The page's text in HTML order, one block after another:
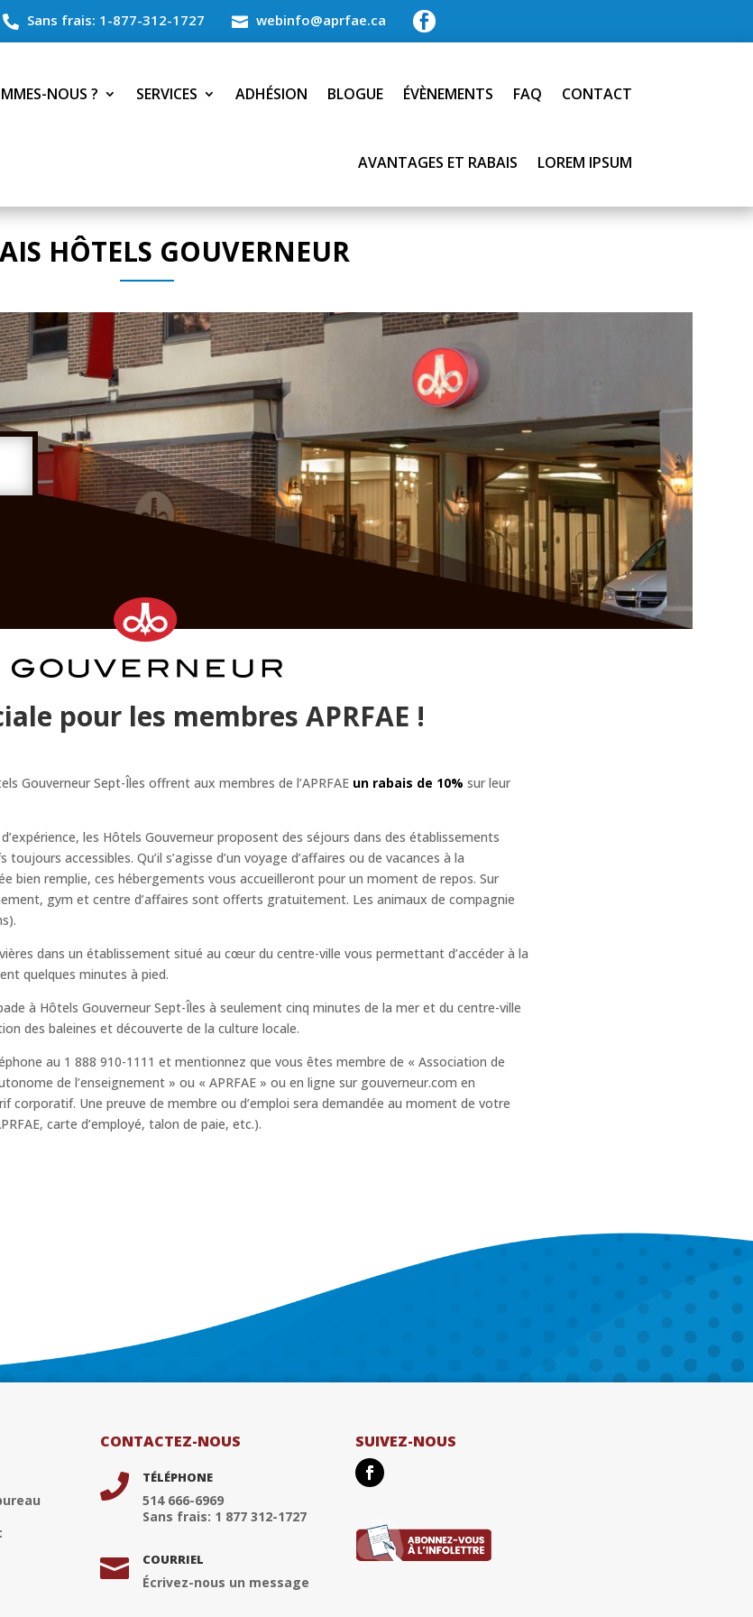
 Sans frais: 1-877-312-1727  webinfo@aprfae.ca 
NOUS ? SERVICES ADHÉSION BLOGUE ÉVÈNEMENTS FAQ CONTACT
AVANTAGES ET RABAIS LOREM IPSUM
HÔTELS GOUVERNEUR
pour les membres APRFAE !
Gouverneur Sept-Îles offrent aux membres de l’APRFAE un rabais de 10% sur leur
les Hôtels Gouverneur proposent des séjours dans des établissements
accessibles. Qu’il s’agisse d’un voyage d’affaires ou de vacances à la
bien remplie, ces hébergements vous accueilleront pour un moment de repos. Sur
gym et centre d’affaires sont offerts gratuitement. Les animaux de compagnie
dans un établissement situé au cœur du centre-ville vous permettant d’accéder à la
quelques minutes à pied.
à Hôtels Gouverneur Sept-Îles à seulement cinq minutes de la mer et du centre-ville
des baleines et découverte de la culture locale.
au 1 888 910-1111 et mentionnez que vous êtes membre de « Association de
de l’enseignement » ou « APRFAE » ou en ligne sur gouverneur.com en
corporatif. Une preuve de membre ou d’emploi sera demandée au moment de votre
carte d’employé, talon de paie, etc.).
CONTACTEZ-NOUS
 TÉLÉPHONE
514 666-6969
Sans frais: 1 877 312-1727
 COURRIEL
Écrivez-nous un message
SUIVEZ-NOUS